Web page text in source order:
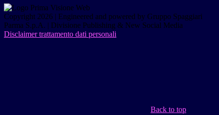
Copyright 2026 | Engineered and powered by Gruppo Spaggiari
Parma S.p.A. | Divisione Publishing & New Social Media
Disclaimer trattamento dati personali
Back to top